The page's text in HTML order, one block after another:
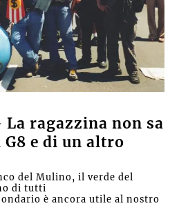
La ragazzina non sa
G8 e di un altro
del Mulino, il verde del
di tutti
è ancora utile al nostro